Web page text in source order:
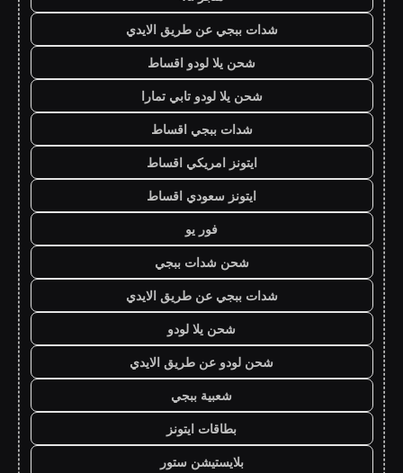
شدات ببجي عن طريق الايدي
شحن يلا لودو اقساط
شحن يلا لودو تابي تمارا
شدات ببجي اقساط
ايتونز امريكي اقساط
ايتونز سعودي اقساط
فور يو
شحن شدات ببجي
شدات ببجي عن طريق الايدي
شحن يلا لودو
شحن لودو عن طريق الايدي
شعبية ببجي
بطاقات ايتونز
بلايستيشن ستور